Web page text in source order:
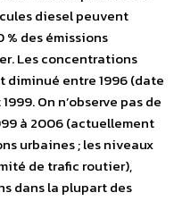
diesel peuvent
% des émissions
Les concentrations
diminué entre 1996 (date
On n’observe pas de
à 2006 (actuellement
urbaines ; les niveaux
de trafic routier),
dans la plupart des